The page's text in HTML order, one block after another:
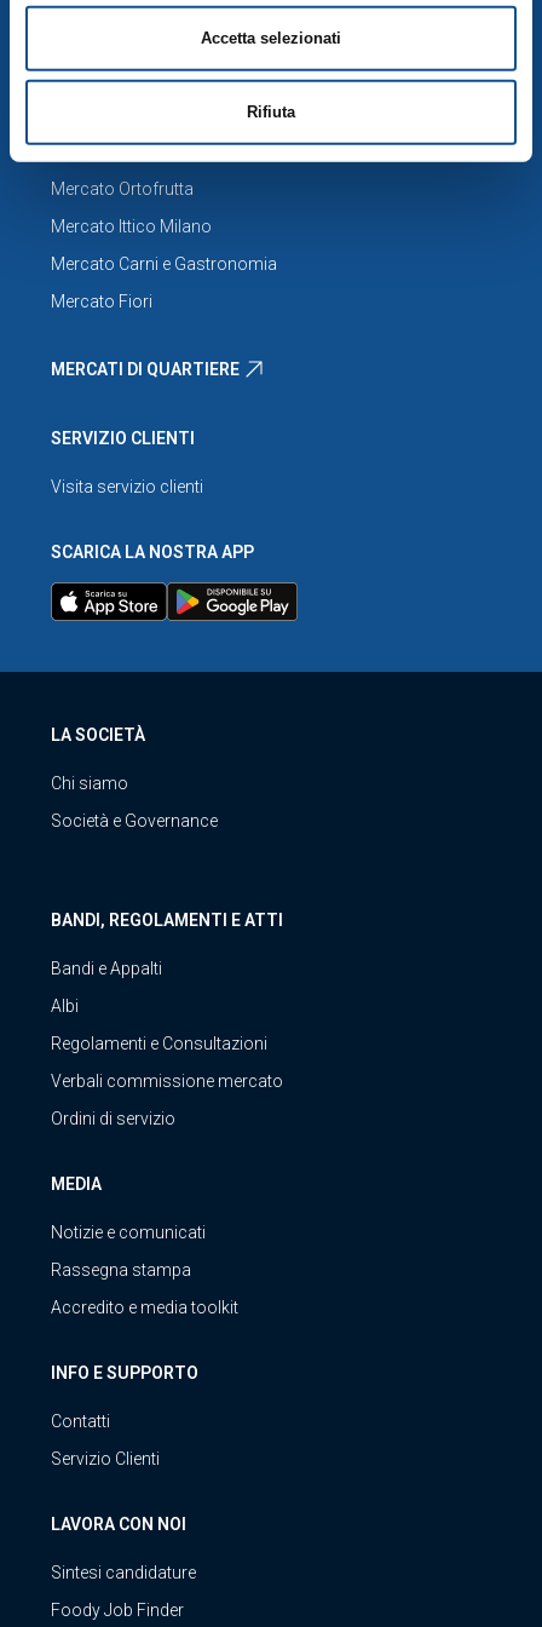
Accetta selezionati
Rifiuta
MERCATO PUBBLICO
MERCATO ALIMENTARE
Mercato Ortofrutta
Mercato Ittico Milano
Mercato Carni e Gastronomia
Mercato Fiori
MERCATI DI QUARTIERE
SERVIZIO CLIENTI
Visita servizio clienti
SCARICA LA NOSTRA APP
LA SOCIETÀ
Chi siamo
Società e Governance
BANDI, REGOLAMENTI E ATTI
Bandi e Appalti
Albi
Regolamenti e Consultazioni
Verbali commissione mercato
Ordini di servizio
MEDIA
Notizie e comunicati
Rassegna stampa
Accredito e media toolkit
INFO E SUPPORTO
Contatti
Servizio Clienti
LAVORA CON NOI
Sintesi candidature
Foody Job Finder